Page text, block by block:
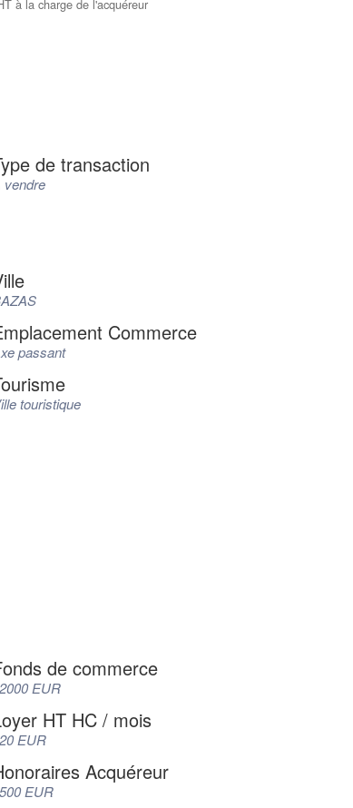
à la charge de l'acquéreur
de transaction
vendre
Commerce
passant
touristique
de commerce
EUR
HT HC / mois
EUR
Acquéreur
EUR